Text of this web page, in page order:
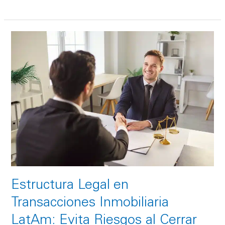
Estructura Legal en
Transacciones Inmobiliaria
LatAm: Evita Riesgos al Cerrar
Transacciones
Inmobiliaria
LatAm:
Evita
Riesgos
al